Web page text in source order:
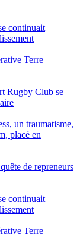
continuait
Terre
Rugby Club se
un traumatisme,
placé en
de repreneurs
continuait
Terre